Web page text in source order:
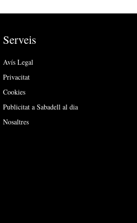
Serveis
Avís Legal
Privacitat
Cookies
Publicitat a Sabadell al dia
Nosaltres